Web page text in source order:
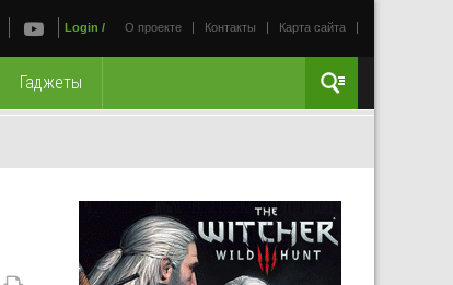
О проекте Контакты Карта сайта
Login /
Гаджеты